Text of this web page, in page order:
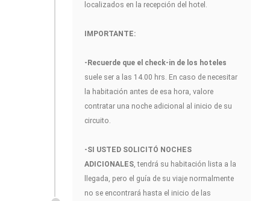
localizados en la recepción del hotel.
IMPORTANTE:
-Recuerde que el check-in de los hoteles
suele ser a las 14.00 hrs. En caso de necesitar
la habitación antes de esa hora, valore
contratar una noche adicional al inicio de su
circuito.
-SI USTED SOLICITÓ NOCHES
ADICIONALES, tendrá su habitación lista a la
llegada, pero el guía de su viaje normalmente
no se encontrará hasta el inicio de las